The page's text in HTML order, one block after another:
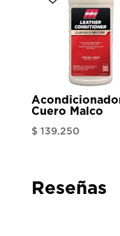
Cuero Malco
$ 139.250
Reseñas